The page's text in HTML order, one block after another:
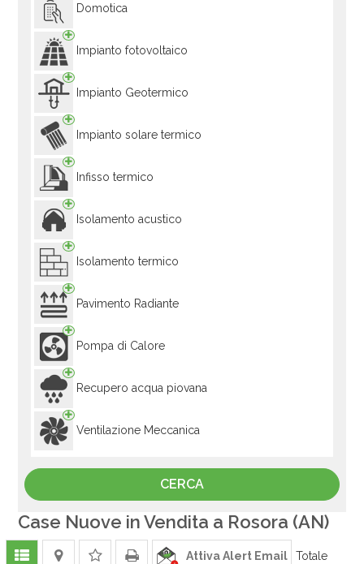
Domotica
Impianto fotovoltaico
Impianto Geotermico
Impianto solare termico
Infisso termico
Isolamento acustico
Isolamento termico
Pavimento Radiante
Pompa di Calore
Recupero acqua piovana
Ventilazione Meccanica
Case Nuove in Vendita a Rosora (AN)
Attiva Alert Email Totale